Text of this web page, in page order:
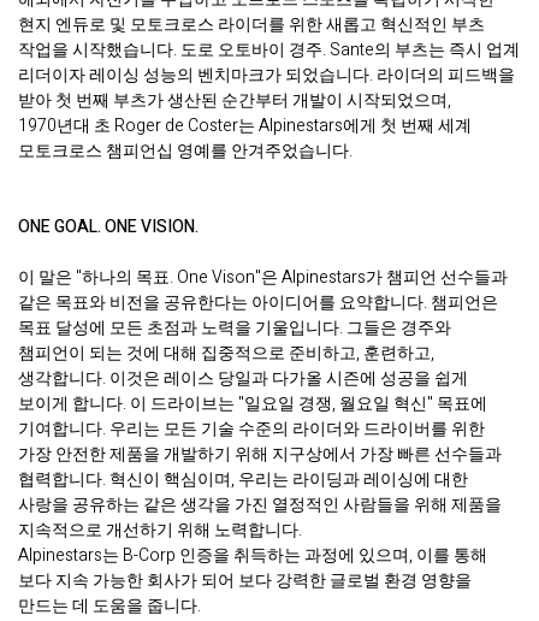
현지 엔듀로 및 모토크로스 라이더를 위한 새롭고 혁신적인 부츠
작업을 시작했습니다. 도로 오토바이 경주. Sante의 부츠는 즉시 업계
리더이자 레이싱 성능의 벤치마크가 되었습니다. 라이더의 피드백을
받아 첫 번째 부츠가 생산된 순간부터 개발이 시작되었으며,
1970년대 초 Roger de Coster는 Alpinestars에게 첫 번째 세계
모토크로스 챔피언십 영예를 안겨주었습니다.
ONE GOAL. ONE VISION.
이 말은 "하나의 목표. One Vison"은 Alpinestars가 챔피언 선수들과
같은 목표와 비전을 공유한다는 아이디어를 요약합니다. 챔피언은
목표 달성에 모든 초점과 노력을 기울입니다. 그들은 경주와
챔피언이 되는 것에 대해 집중적으로 준비하고, 훈련하고,
생각합니다. 이것은 레이스 당일과 다가올 시즌에 성공을 쉽게
보이게 합니다. 이 드라이브는 "일요일 경쟁, 월요일 혁신" 목표에
기여합니다. 우리는 모든 기술 수준의 라이더와 드라이버를 위한
가장 안전한 제품을 개발하기 위해 지구상에서 가장 빠른 선수들과
협력합니다. 혁신이 핵심이며, 우리는 라이딩과 레이싱에 대한
사랑을 공유하는 같은 생각을 가진 열정적인 사람들을 위해 제품을
지속적으로 개선하기 위해 노력합니다.
Alpinestars는 B-Corp 인증을 취득하는 과정에 있으며, 이를 통해
보다 지속 가능한 회사가 되어 보다 강력한 글로벌 환경 영향을
만드는 데 도움을 줍니다.